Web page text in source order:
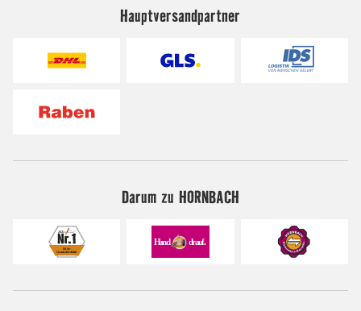
Hauptversandpartner
Darum zu HORNBACH